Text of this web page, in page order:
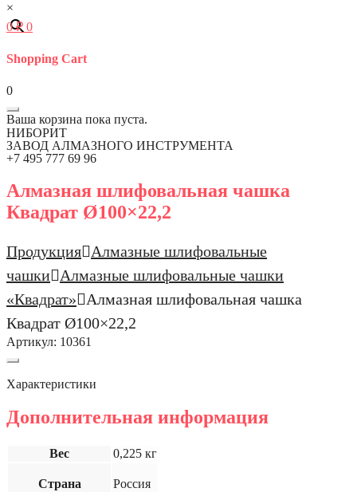
×
0₽ 0
Shopping Cart
0
Ваша корзина пока пуста.
НИБОРИТ
ЗАВОД АЛМАЗНОГО ИНСТРУМЕНТА
+7 495 777 69 96
Алмазная шлифовальная чашка
Квадрат Ø100×22,2
Продукция
Алмазные шлифовальные
чашки
Алмазные шлифовальные чашки
«Квадрат»
Алмазная шлифовальная чашка
Квадрат Ø100×22,2
Артикул: 10361
Характеристики
Дополнительная информация
Вес 0,225 кг
Страна Россия